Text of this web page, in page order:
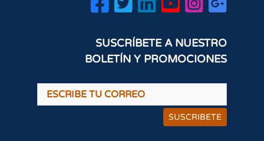
SUSCRÍBETE A NUESTRO
BOLETÍN Y PROMOCIONES
SUSCRIBETE